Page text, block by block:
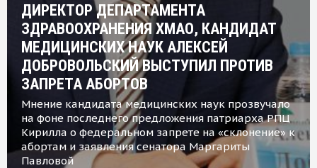
ДИРЕКТОР ДЕПАРТАМЕНТА
ЗДРАВООХРАНЕНИЯ ХМАО, КАНДИДАТ
МЕДИЦИНСКИХ НАУК АЛЕКСЕЙ
ДОБРОВОЛЬСКИЙ ВЫСТУПИЛ ПРОТИВ
ЗАПРЕТА АБОРТОВ
Мнение кандидата медицинских наук прозвучало
на фоне последнего предложения патриарха РПЦ
Кирилла о федеральном запрете на «склонение» к
абортам и заявления сенатора Маргариты
Павловой